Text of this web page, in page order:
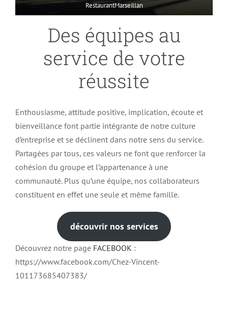
RestaurantMarseillan
Des équipes au
service de votre
réussite
Enthousiasme, attitude positive, implication, écoute et
bienveillance font partie intégrante de notre culture
d’entreprise et se déclinent dans notre sens du service.
Partagées par tous, ces valeurs ne font que renforcer la
cohésion du groupe et l’appartenance à une
communauté. Plus qu’une équipe, nos collaborateurs
constituent en effet une seule et même famille.
découvrir nos services
Découvrez notre page FACEBOOK :
https://www.facebook.com/Chez-Vincent-
101173685407383/